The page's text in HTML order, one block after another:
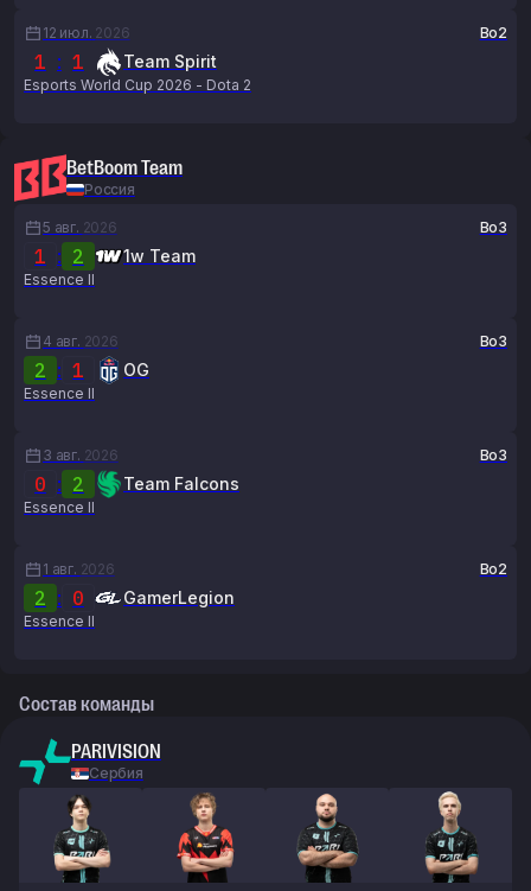
12 июл. 2026 Bo2
1 : 1 Team Spirit
Esports World Cup 2026 - Dota 2
BetBoom Team
Россия
5 авг. 2026 Bo3
1 : 2 1w Team
Essence II
4 авг. 2026 Bo3
2 : 1 OG
Essence II
3 авг. 2026 Bo3
0 : 2 Team Falcons
Essence II
1 авг. 2026 Bo2
2 : 0 GamerLegion
Essence II
Состав команды
PARIVISION
Сербия